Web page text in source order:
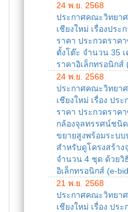
24 พ.ย. 2568
ประกาศคณะวิทยา
เชียงใหม่ เรื่องประ
ราคา ประกวดราค
ตั้งโต๊ะ จำนวน 35
ราคาอิเล็กทรอนิกส์
24 พ.ย. 2568
ประกาศคณะวิทยา
เชียงใหม่ เรื่อง ปร
ราคา ประกวดรา
กล้องจุลทรรศน์ชนิ
ขยายสูงพร้อมระบ
สำหรับดูโครงสร้าง
จำนวน 4 ชุด ด้วยวิ
อิเล็กทรอนิกส์ (e-
21 พ.ย. 2568
ประกาศคณะวิทยา
เชียงใหม่ เรื่อง ปร